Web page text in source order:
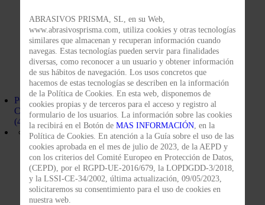
FINESSE-
IT(0)
DISCOS
(0)
HOJAS
(0)
ROLLOS
(0)
POLEAS DE
CONTACTO
(4)
PRODUCTOS
PULIMENTACIÓN
expand_more
DISCOS
ALGODÓN
(0)
DISCOS
ABRASIVOS PRISMA, SL, en su Web,
www.abrasivosprisma.com, utiliza cookies y otras tecnologías
similares que almacenan y recuperan información cuando
navegas. Estas tecnologías pueden servir para finalidades
diversas, como reconocer a un usuario y obtener información
de sus hábitos de navegación. Los usos concretos que
hacemos de estas tecnologías se describen en la información
de la Política de Cookies. En esta web, disponemos de
cookies propias y de terceros para el acceso y registro al
formulario de los usuarios. La información sobre las cookies
la recibirá en el Botón de MAS INFORMACIÓN, en la
Política de Cookies. En atención a la Guía sobre el uso de las
cookies aprobada en el mes de julio de 2023, de la AEPD y
con los criterios del Comité Europeo en Protección de Datos,
(CEPD), por el RGPD-UE-2016/679, la LOPDGDD-3/2018,
y la LSSI-CE-34/2002, última actualización, 09/05/2023,
solicitaremos su consentimiento para el uso de cookies en
nuestra web.